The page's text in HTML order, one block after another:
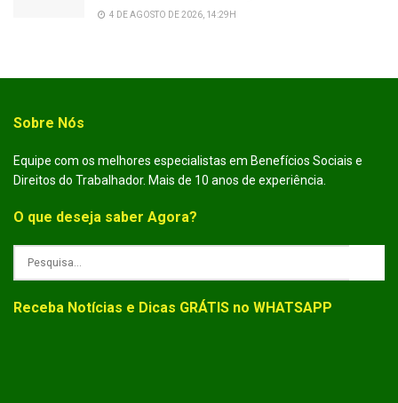
4 DE AGOSTO DE 2026, 14:29H
Sobre Nós
Equipe com os melhores especialistas em Benefícios Sociais e
Direitos do Trabalhador. Mais de 10 anos de experiência.
O que deseja saber Agora?
Receba Notícias e Dicas GRÁTIS no WHATSAPP